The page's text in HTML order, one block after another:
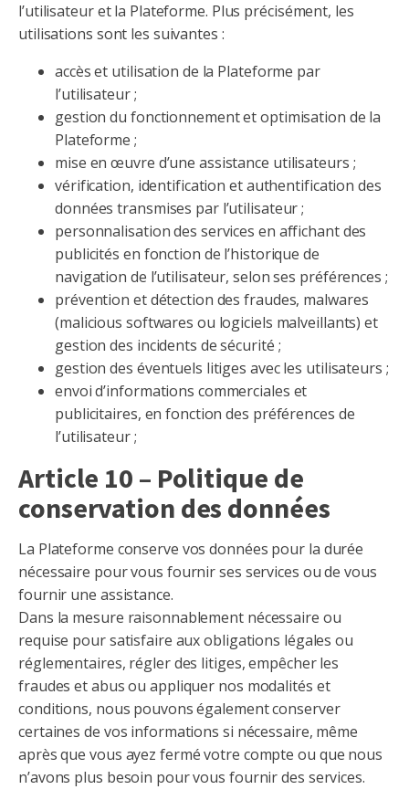
l’utilisateur et la Plateforme. Plus précisément, les
utilisations sont les suivantes :
accès et utilisation de la Plateforme par
l’utilisateur ;
gestion du fonctionnement et optimisation de la
Plateforme ;
mise en œuvre d’une assistance utilisateurs ;
vérification, identification et authentification des
données transmises par l’utilisateur ;
personnalisation des services en affichant des
publicités en fonction de l’historique de
navigation de l’utilisateur, selon ses préférences ;
prévention et détection des fraudes, malwares
(malicious softwares ou logiciels malveillants) et
gestion des incidents de sécurité ;
gestion des éventuels litiges avec les utilisateurs ;
envoi d’informations commerciales et
publicitaires, en fonction des préférences de
l’utilisateur ;
Article 10 – Politique de
conservation des données
La Plateforme conserve vos données pour la durée
nécessaire pour vous fournir ses services ou de vous
fournir une assistance.
Dans la mesure raisonnablement nécessaire ou
requise pour satisfaire aux obligations légales ou
réglementaires, régler des litiges, empêcher les
fraudes et abus ou appliquer nos modalités et
conditions, nous pouvons également conserver
certaines de vos informations si nécessaire, même
après que vous ayez fermé votre compte ou que nous
n’avons plus besoin pour vous fournir des services.